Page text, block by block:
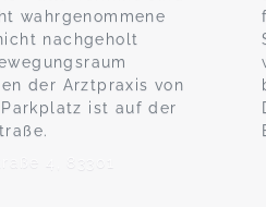
wahrgenommene
nachgeholt
der Arztpraxis von
ist auf der
4, 83301